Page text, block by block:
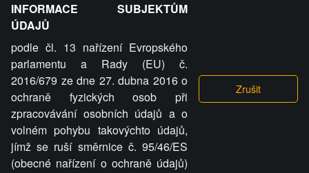
ZVRÁCENÝ.CZ - Svět není zvrácenej. To jen
ty lidi...
ZVRÁCENÝ.CZ
PRAVIDLA A PODMÍNKY GDPR
INFORMACE SUBJEKTŮM
ÚDAJŮ
podle čl. 13 nařízení Evropského
parlamentu a Rady (EU) č.
2016/679 ze dne 27. dubna 2016 o
ochraně fyzických osob při
zpracovávání osobních údajů a o
volném pohybu takovýchto údajů,
jímž se ruší směrnice č. 95/46/ES
(obecné nařízení o ochraně údajů)